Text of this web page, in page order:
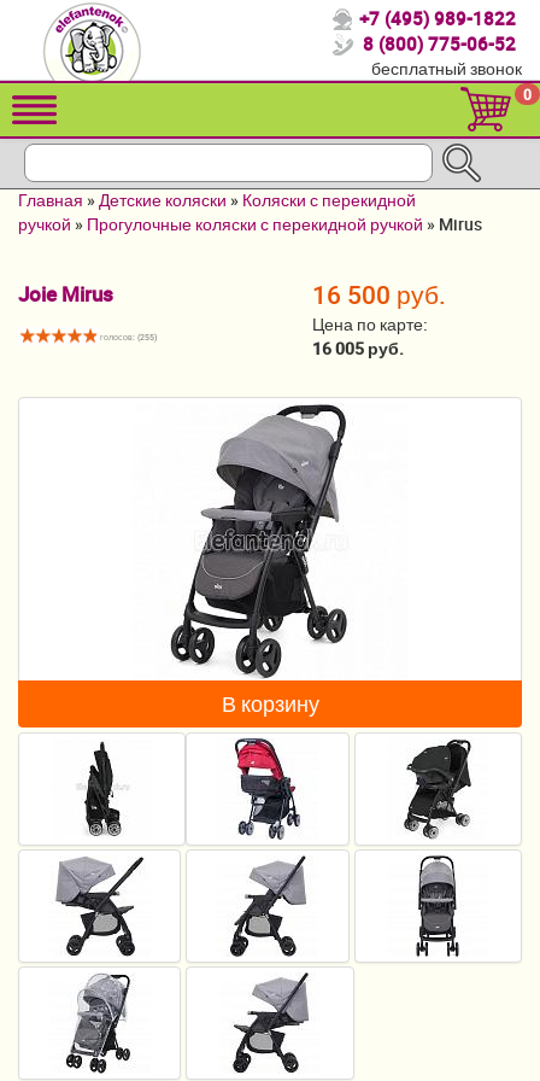
Спасибо, что выбрали нас!
Распродажа!
Детские коляски
Кроватки для новорожденных
Постельные принадлежности
Манежи
Безопасность ребенка
Ходунки и прыгунки
Игры и развитие
Принадлежности для выписки
Сумки для мам и детей
Кенгуру и слинги
+7 (495) 989-1822
8 (800) 775-06-52
бесплатный звонок
0
Главная »Детские коляски » Коляски с перекидной
ручкой » Прогулочные коляски с перекидной ручкой » Mirus
Joie Mirus
голосов: (255)
16 500 руб.
Цена по карте:
16 005 руб.
В корзину